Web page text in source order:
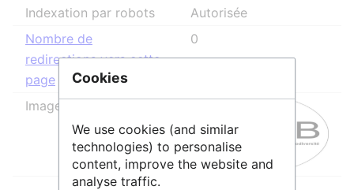
Indexation par robots
Autorisée
Nombre de
redirections vers cette
page
0
Image de la page
Cookies
We use cookies (and similar
technologies) to personalise
content, improve the website and
analyse traffic.